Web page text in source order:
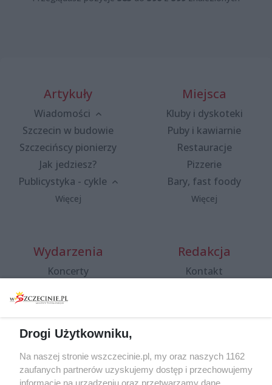
Artykuły
Wiadomości
Szczecin w budowie
Szczecińscy pionierzy
Jak jedziesz?
Publicystyka - cykle
Więcej
Miejsca
Kluby i dyskoteki
Puby i kawiarnie
Restauracje
Pizzerie
Bary, fast foody
Więcej
Wydarzenia
Koncerty
Spacery i oprowadzania
targi
Wernisaże
Więcej
Redakcja
Kontakt
Specjalny koncert z okazji
20. urodzin portalu
Drogi Użytkowniku,
Na naszej stronie wszczecinie.pl, my oraz naszych 1162
zaufanych partnerów uzyskujemy dostęp i przechowujemy
informacje na urządzeniu oraz przetwarzamy dane